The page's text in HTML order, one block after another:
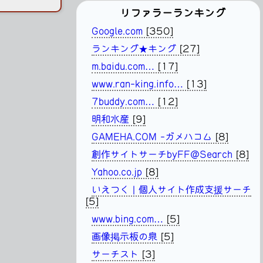
リファラーランキング
Google.com [350]
ランキング★キング [27]
m.baidu.com…
[17]
www.ran-king.info…
[13]
7buddy.com…
[12]
明和水産 [9]
GAMEHA.COM -ガメハコム
[8]
創作サイトサーチbyFF@Search [8]
Yahoo.co.jp [8]
いえつく | 個人サイト作成支援サーチ
[5]
www.bing.com…
[5]
画像掲示板の泉 [5]
サーチスト
[3]